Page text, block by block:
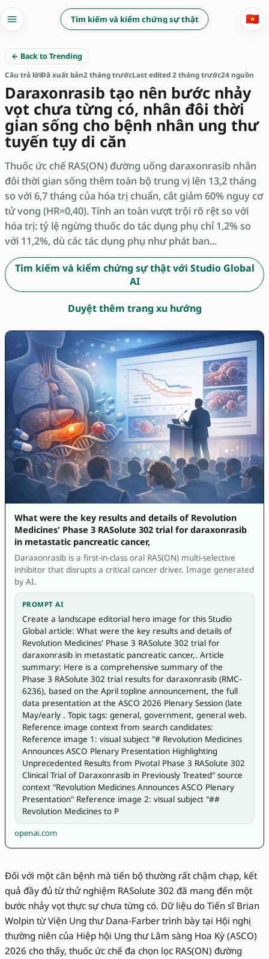
Tìm kiếm và kiểm chứng sự thật 🇻🇳
← Back to Trending
Câu trả lờiĐã xuất bản2 tháng trướcLast edited 2 tháng trước24 nguồn
Daraxonrasib tạo nên bước nhảy
vọt chưa từng có, nhân đôi thời
gian sống cho bệnh nhân ung thư
tuyến tụy di căn
Thuốc ức chế RAS(ON) đường uống daraxonrasib nhân
đôi thời gian sống thêm toàn bộ trung vị lên 13,2 tháng
so với 6,7 tháng của hóa trị chuẩn, cắt giảm 60% nguy cơ
tử vong (HR=0,40). Tính an toàn vượt trội rõ rệt so với
hóa trị: tỷ lệ ngừng thuốc do tác dụng phụ chỉ 1,2% so
với 11,2%, dù các tác dụng phụ như phát ban...
Tìm kiếm và kiểm chứng sự thật với Studio Global
AI
Duyệt thêm trang xu hướng
What were the key results and details of Revolution
Medicines' Phase 3 RASolute 302 trial for daraxonrasib
in metastatic pancreatic cancer,
Daraxonrasib is a first-in-class oral RAS(ON) multi-selective
inhibitor that disrupts a critical cancer driver. Image generated
by AI.
PROMPT AI
Create a landscape editorial hero image for this Studio
Global article: What were the key results and details of
Revolution Medicines' Phase 3 RASolute 302 trial for
daraxonrasib in metastatic pancreatic cancer,. Article
summary: Here is a comprehensive summary of the
Phase 3 RASolute 302 trial results for daraxonrasib (RMC-
6236), based on the April topline announcement, the full
data presentation at the ASCO 2026 Plenary Session (late
May/early . Topic tags: general, government, general web.
Reference image context from search candidates:
Reference image 1: visual subject "# Revolution Medicines
Announces ASCO Plenary Presentation Highlighting
Unprecedented Results from Pivotal Phase 3 RASolute 302
Clinical Trial of Daraxonrasib in Previously Treated" source
context "Revolution Medicines Announces ASCO Plenary
Presentation" Reference image 2: visual subject "##
Revolution Medicines to P
openai.com
Đối với một căn bệnh mà tiến bộ thường rất chậm chạp, kết
quả đầy đủ từ thử nghiệm RASolute 302 đã mang đến một
bước nhảy vọt thực sự chưa từng có. Dữ liệu do Tiến sĩ Brian
Wolpin từ Viện Ung thư Dana-Farber trình bày tại Hội nghị
thường niên của Hiệp hội Ung thư Lâm sàng Hoa Kỳ (ASCO)
2026 cho thấy, thuốc ức chế đa chọn lọc RAS(ON) đường